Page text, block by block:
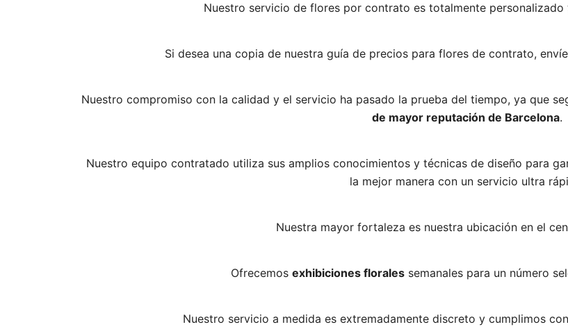
Nuestro servicio de flores por contrato es totalmente personalizado
Si desea una copia de nuestra guía de precios para flores de contrato,
Nuestro compromiso con la calidad y el servicio ha pasado la prueba del tiempo, ya que
de mayor reputación de Barcelona.
Nuestro equipo contratado utiliza sus amplios conocimientos y técnicas de diseño para
la mejor manera con un servicio ultra
Nuestra mayor fortaleza es nuestra ubicación en el
Ofrecemos exhibiciones florales semanales para un número
Nuestro servicio a medida es extremadamente discreto y cumplimos